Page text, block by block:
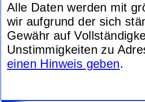
Alle Daten werden mit
wir aufgrund der sich
Gewähr auf
Unstimmigkeiten zu
einen Hinweis geben.